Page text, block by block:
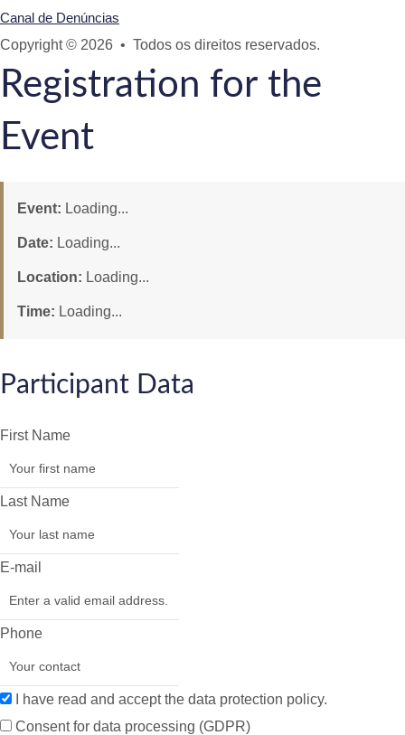
Canal de Denúncias
Copyright © 2026 • Todos os direitos reservados.
Registration for the
Event
Event: Loading...
Date: Loading...
Location: Loading...
Time: Loading...
Participant Data
First Name
Last Name
E-mail
Phone
I have read and accept the data protection policy.
Consent for data processing (GDPR)